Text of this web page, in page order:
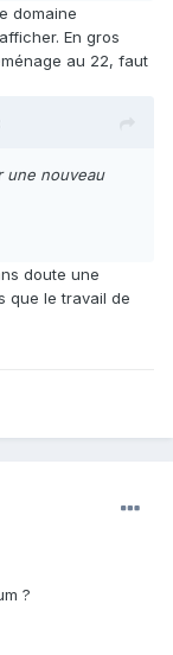
domaine
En gros
au 22, faut
une nouveau
doute une
que le travail de
?